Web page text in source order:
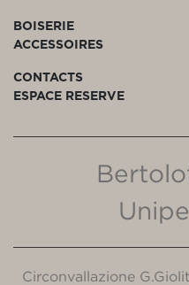
BOISERIE
ACCESSOIRES
CONTACTS
ESPACE RESERVE
Circonvallazione